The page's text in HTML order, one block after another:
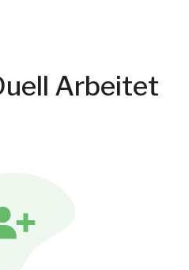
Arbeitet